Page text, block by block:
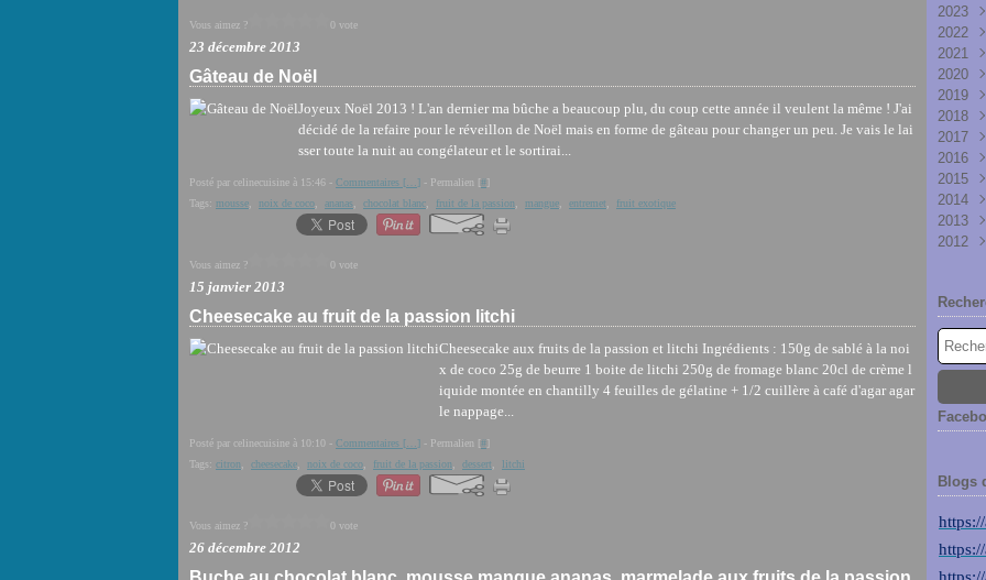
Vous aimez ? 0 vote
23 décembre 2013
Gâteau de Noël
Joyeux Noël 2013 ! L'an dernier ma bûche a beaucoup plu, du coup cette année il veulent la même ! J'ai
décidé de la refaire pour le réveillon de Noël mais en forme de gâteau pour changer un peu. Je vais le lai
sser toute la nuit au congélateur et le sortirai...
Posté par celinecuisine à 15:46 - Commentaires [ ] - Permalien [#]
Tags: mousse noix de coco ananas chocolat blanc fruit de la passion mangue entremet fruit exotique
Vous aimez ? 0 vote
15 janvier 2013
Cheesecake au fruit de la passion litchi
Cheesecake aux fruits de la passion et litchi Ingrédients : 150g de sablé à la noi
x de coco 25g de beurre 1 boite de litchi 250g de fromage blanc 20cl de crème l
iquide montée en chantilly 4 feuilles de gélatine + 1/2 cuillère à café d'agar agar
le nappage...
Posté par celinecuisine à 10:10 - Commentaires [ ] - Permalien [#]
Tags: citron cheesecake noix de coco fruit de la passion dessert litchi
Vous aimez ? 0 vote
26 décembre 2012
Juin
Mai
Avril
Mars
2023
Avril
Mars
2022
Juin
Mai
Avril
Mars
2021
Août
Juin
Mai
Avril
2020
Août
Juin
Mai
Avril
2019
Juin
Mars
2018
Août
Juin
2017
Août
2016
Mai
Avril
2015
Juin
Mai
2014
Juin
Mai
2013
Juin
2012
Blogs